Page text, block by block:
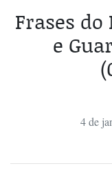
Frases
e
4 de